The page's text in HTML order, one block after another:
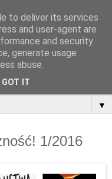
▼
1/2016
to deliver its services
and user-agent are
and security
generate usage
abuse.
GOT IT